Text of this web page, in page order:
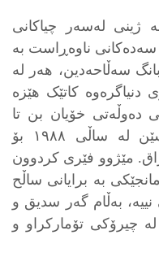
ژینی لەسەر چیاکانی
سەدەکانی ناوەڕاست بە
سەڵاحەدین، هەر لە
دنیاگرەوە کاتێک هێزە
دەوڵەتی خۆیان بن تا
شاڵاوە خوێنینەکەی سەدام حسێن لە ساڵی ١٩٨٨ بۆ
مێژوو فێری کردوون
بە برایانی ساڵح
بەڵام گەر سدیق و
چیرۆکی تۆمارکراو و